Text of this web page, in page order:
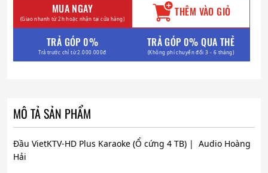
MUA NGAY
(Giao nhanh từ 2h hoặc nhận tại cửa hàng) THÊM VÀO GIỎ
TRẢ GÓP 0%
Trả trước chỉ từ 2.000.000đ
TRẢ GÓP 0% QUA THẺ
(Không phí chuyển đổi 3 - 6 tháng)
MÔ TẢ SẢN PHẨM
Đầu VietKTV-HD Plus Karaoke (Ổ cứng 4 TB) | Audio Hoàng
Hải